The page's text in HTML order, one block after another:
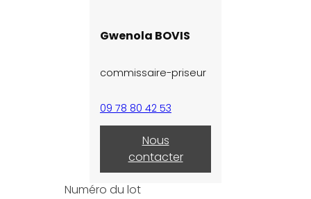
Gwenola BOVIS
commissaire-priseur
09 78 80 42 53
Nous
contacter
Numéro du lot